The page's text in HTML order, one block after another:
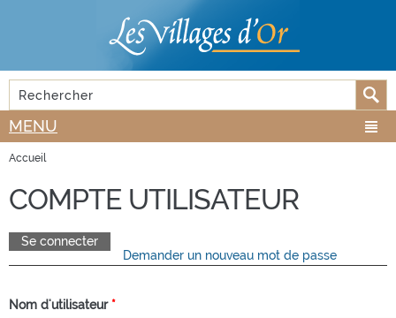
FORMULAIRE DE RECHERCHE
Rechercher
MENU
Accueil
COMPTE UTILISATEUR
ONGLETS PRINCIPAUX
Se connecter
Demander un nouveau mot de passe
Nom d'utilisateur *